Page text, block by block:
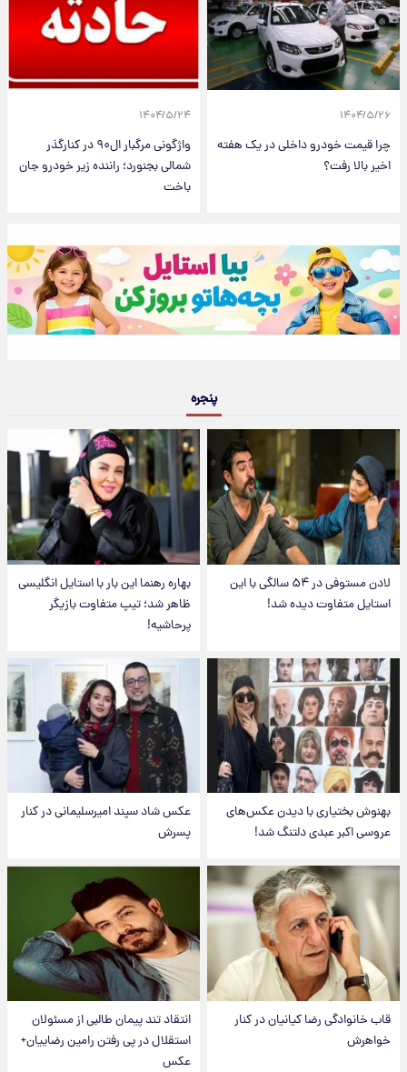
۱۴۰۴/۵/۲۶
چرا قیمت خودرو داخلی در یک هفته
اخیر بالا رفت؟
۱۴۰۴/۵/۲۴
واژگونی مرگبار ال۹۰ در کنارگذر
شمالی بجنورد؛ راننده زیر خودرو جان
باخت
پنجره
لادن مستوفی در ۵۴ سالگی با این
استایل متفاوت دیده شد!
بهاره رهنما این بار با استایل انگلیسی
ظاهر شد؛ تیپ متفاوت بازیگر
پرحاشیه!
بهنوش بختیاری با دیدن عکس‌های
عروسی اکبر عبدی دلتنگ شد!
عکس شاد سپند امیرسلیمانی در کنار
پسرش
قاب خانوادگی رضا کیانیان در کنار
خواهرش
انتقاد تند پیمان طالبی از مسئولان
استقلال در پی رفتن رامین رضاییان+
عکس